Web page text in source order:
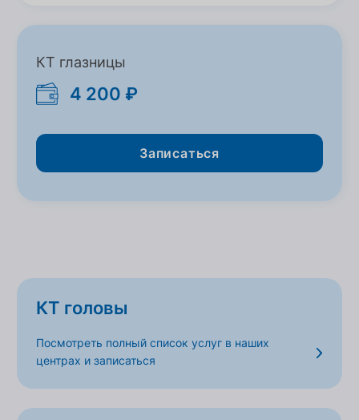
КТ глазницы
4 200 ₽
Записаться
КТ головы
Посмотреть полный список услуг в наших
центрах и записаться